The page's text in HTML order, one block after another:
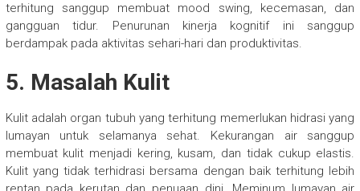
terhitung sanggup membuat mood swing, kecemasan, dan
gangguan tidur. Penurunan kinerja kognitif ini sanggup
berdampak pada aktivitas sehari-hari dan produktivitas.
5. Masalah Kulit
Kulit adalah organ tubuh yang terhitung memerlukan hidrasi yang
lumayan untuk selamanya sehat. Kekurangan air sanggup
membuat kulit menjadi kering, kusam, dan tidak cukup elastis.
Kulit yang tidak terhidrasi bersama dengan baik terhitung lebih